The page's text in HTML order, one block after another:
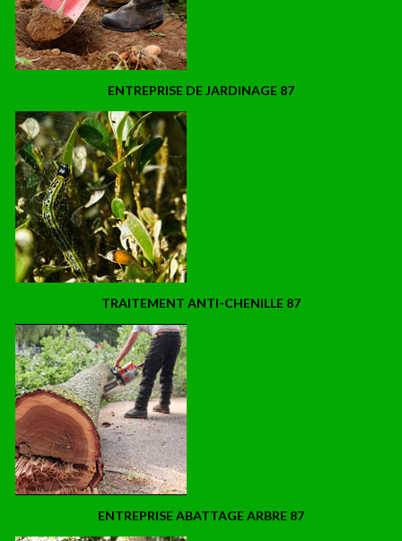
ENTREPRISE DE JARDINAGE 87
TRAITEMENT ANTI-CHENILLE 87
ENTREPRISE ABATTAGE ARBRE 87